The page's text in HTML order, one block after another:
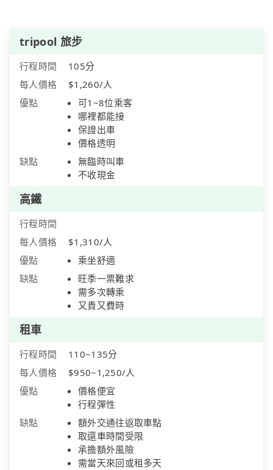
tripool 旅步
行程時間
105分
每人價格
$1,260/人
優點
可1~8位乘客
哪裡都能接
保證出車
價格透明
缺點
無臨時叫車
不收現金
高鐵
行程時間
每人價格
$1,310/人
優點
乘坐舒適
缺點
旺季一票難求
需多次轉乘
又貴又費時
租車
行程時間
110~135分
每人價格
$950~1,250/人
優點
價格便宜
行程彈性
缺點
額外交通往返取車點
取還車時間受限
承擔額外風險
需當天來回或租多天